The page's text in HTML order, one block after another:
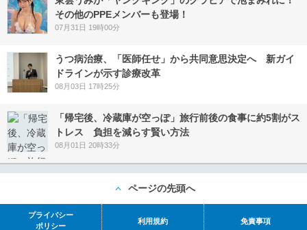
その他のPPEメンバーも登場！
07月31日 19時00分
うつ病治療、「医師任せ」から共同意思決定へ 新ガイ
ドラインが示す診療改革
08月03日 17時25分
「帰宅後、冷蔵庫が空っぽ」旅行前後の食事に約5割がス
トレス 負担を減らす賢い方法
08月01日 20時33分
ページの先頭へ
プライバシー
ポリシー
利用規約 免責事項